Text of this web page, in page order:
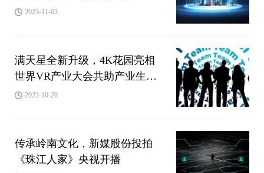
布“超高清自然影像合作计划”
2023-11-03
满天星全新升级，4K花园亮相
世界VR产业大会共助产业生态
协同发展
2023-10-20
传承岭南文化，新媒股份投拍
《珠江人家》央视开播